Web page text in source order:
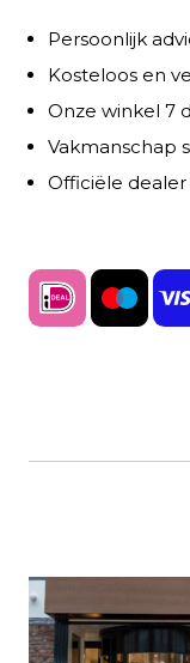
Persoonlijk
Kosteloos en
Onze winkel 7
Vakmanschap
Officiële